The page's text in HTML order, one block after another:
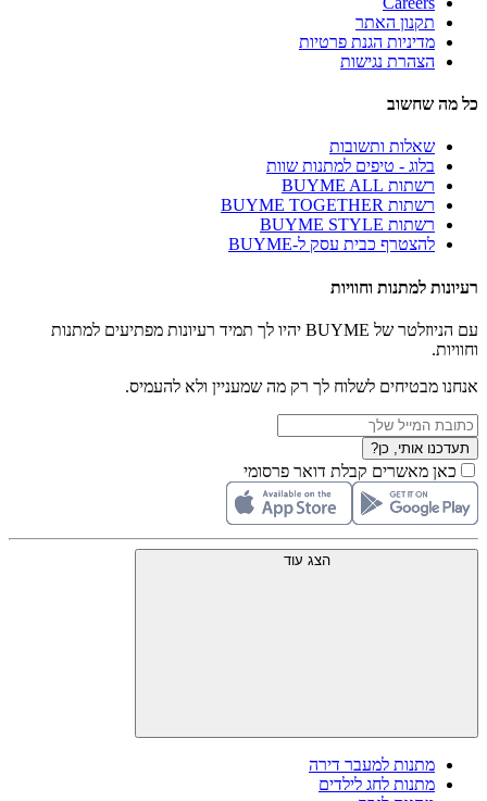
תקנון האתר
מדיניות הגנת פרטיות
הצהרת נגישות
כל מה שחשוב
שאלות ותשובות
בלוג - טיפים למתנות שוות
רשתות BUYME ALL
רשתות BUYME TOGETHER
רשתות BUYME STYLE
להצטרף כבית עסק ל-BUYME
רעיונות למתנות וחוויות
עם הניוזלטר של BUYME יהיו לך תמיד רעיונות מפתיעים למתנות
וחוויות.
אנחנו מבטיחים לשלוח לך רק מה שמעניין ולא להעמיס.
תעדכנו אותי, כן?
כאן מאשרים קבלת דואר פרסומי
הצג עוד
מתנות למעבר דירה
מתנות לחג לילדים